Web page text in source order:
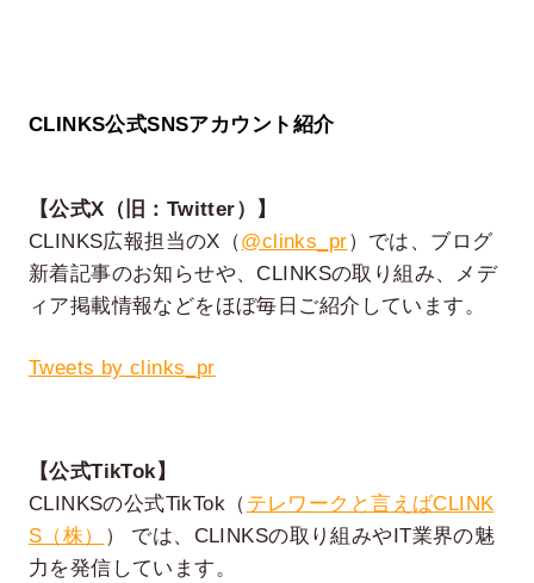
CLINKS公式SNSアカウント紹介
【公式X（旧：Twitter）】
CLINKS広報担当のX（@clinks_pr）では、ブログ
新着記事のお知らせや、CLINKSの取り組み、メデ
ィア掲載情報などをほぼ毎日ご紹介しています。
Tweets by clinks_pr
【公式TikTok】
CLINKSの公式TikTok（ テレワークと言えばCLINK
S（株）
） では、CLINKSの取り組みやIT業界の魅
力を発信しています。